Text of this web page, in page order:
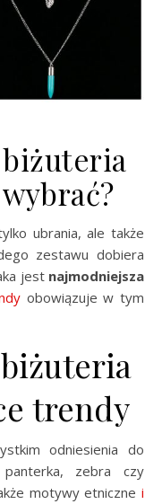
zestawu dobiera
jest najmodniejsza
obowiązuje w tym
trendy
odniesienia do
zebra czy
motywy etniczne i